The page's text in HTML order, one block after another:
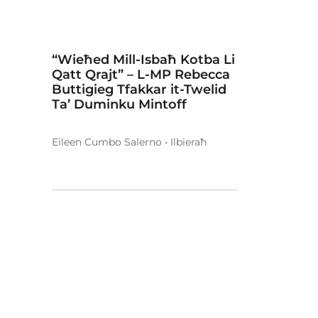
“Wieħed Mill-Isbaħ Kotba Li
Qatt Qrajt” – L-MP Rebecca
Buttigieg Tfakkar it-Twelid
Ta’ Duminku Mintoff
Eileen Cumbo Salerno • Ilbieraħ